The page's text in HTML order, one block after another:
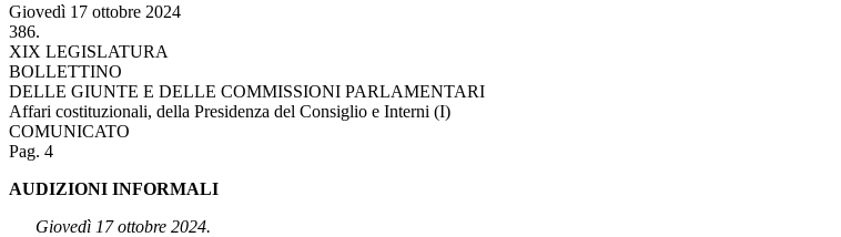
Giovedì 17 ottobre 2024
386.
XIX LEGISLATURA
BOLLETTINO
DELLE GIUNTE E DELLE COMMISSIONI PARLAMENTARI
Affari costituzionali, della Presidenza del Consiglio e Interni (I)
COMUNICATO
Pag. 4
AUDIZIONI INFORMALI
Giovedì 17 ottobre 2024.